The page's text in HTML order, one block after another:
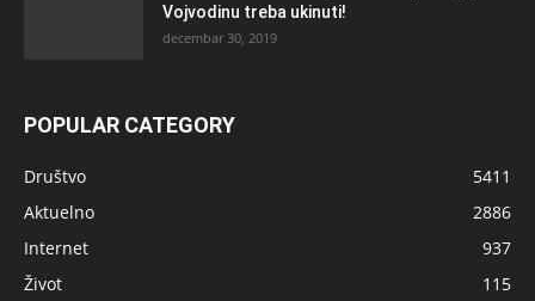
Vojvodinu treba ukinuti!
decembar 30, 2019
POPULAR CATEGORY
Društvo
5411
Aktuelno
2886
Internet
937
Život
115